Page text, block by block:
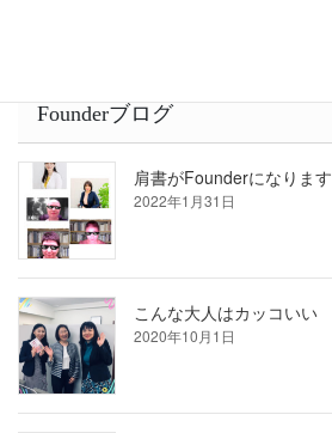
Founderブログ
肩書がFounderになります
2022年1月31日
こんな大人はカッコいい
2020年10月1日